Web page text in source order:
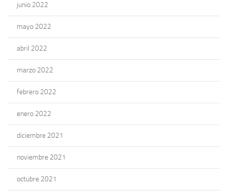
junio 2022
mayo 2022
abril 2022
marzo 2022
febrero 2022
enero 2022
diciembre 2021
noviembre 2021
octubre 2021